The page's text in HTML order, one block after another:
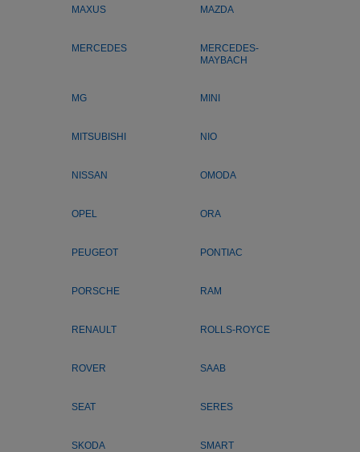
MAXUS MAZDA
MERCEDES
MERCEDES-
MAYBACH
MG MINI
MITSUBISHI NIO
NISSAN OMODA
OPEL ORA
PEUGEOT PONTIAC
PORSCHE RAM
RENAULT ROLLS-ROYCE
ROVER SAAB
SEAT SERES
SKODA SMART